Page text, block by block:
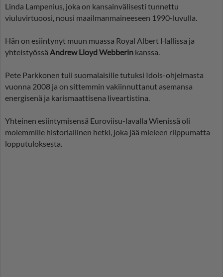
Linda Lampenius, joka on kansainvälisesti tunnettu
viuluvirtuoosi, nousi maailmanmaineeseen 1990-luvulla.
Hän on esiintynyt muun muassa Royal Albert Hallissa ja
yhteistyössä Andrew Lloyd Webberin kanssa.
Pete Parkkonen tuli suomalaisille tutuksi Idols-ohjelmasta
vuonna 2008 ja on sittemmin vakiinnuttanut asemansa
energisenä ja karismaattisena liveartistina.
Yhteinen esiintymisensä Euroviisu-lavalla Wienissä oli
molemmille historiallinen hetki, joka jää mieleen riippumatta
lopputuloksesta.